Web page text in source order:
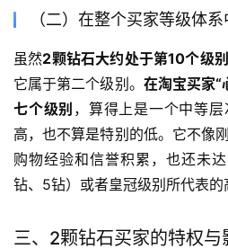
（二）在整个买家等级体系
虽然2颗钻石大约处于第10个级
它属于第二个级别。 在淘宝买家“
七个级别 ，算得上是一个中等
高，也不算是特别的低。它不像
购物经验和信誉积累，也还未
钻、5钻）或者皇冠级别所代表的
三、2颗钻石买家的特权与